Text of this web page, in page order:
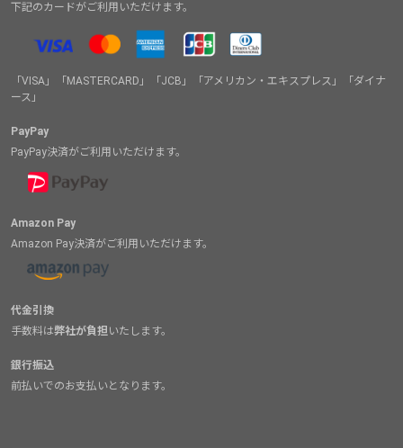
下記のカードがご利用いただけます。
「VISA」「MASTERCARD」「JCB」「アメリカン・エキスプレス」「ダイナ
ース」
PayPay
PayPay決済がご利用いただけます。
Amazon Pay
Amazon Pay決済がご利用いただけます。
代金引換
手数料は弊社が負担いたします。
銀行振込
前払いでのお支払いとなります。